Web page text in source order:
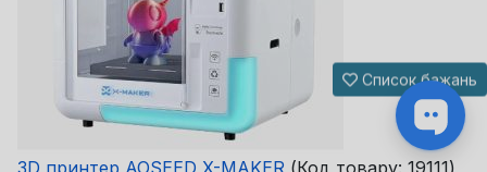
3D принтер AOSEED X-MAKER (Код товару: 19111)
Список бажань